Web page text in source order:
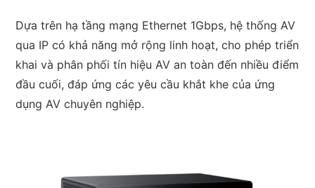
Dựa trên hạ tầng mạng Ethernet 1Gbps, hệ thống AV
qua IP có khả năng mở rộng linh hoạt, cho phép triển
khai và phân phối tín hiệu AV an toàn đến nhiều điểm
đầu cuối, đáp ứng các yêu cầu khắt khe của ứng
dụng AV chuyên nghiệp.